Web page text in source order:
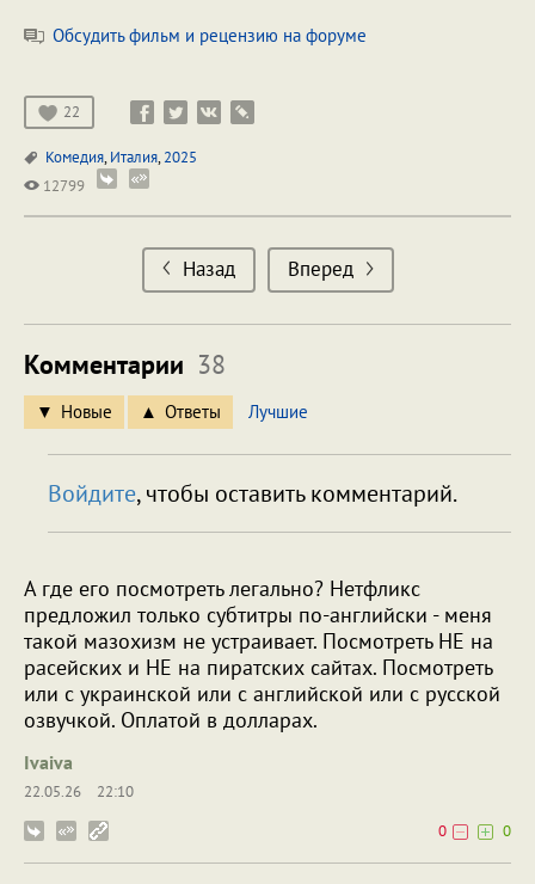
Обсудить фильм и рецензию на форуме
22
Комедия,Италия,2025
12799
Назад Вперед
Комментарии 38
Новые Ответы Лучшие
Войдите, чтобы оставить комментарий.
А где его посмотреть легально? Нетфликс
предложил только субтитры по-английски - меня
такой мазохизм не устраивает. Посмотреть НЕ на
расейских и НЕ на пиратских сайтах. Посмотреть
или с украинской или с английской или с русской
озвучкой. Оплатой в долларах.
Ivaiva
22.05.26
22:10
0
0